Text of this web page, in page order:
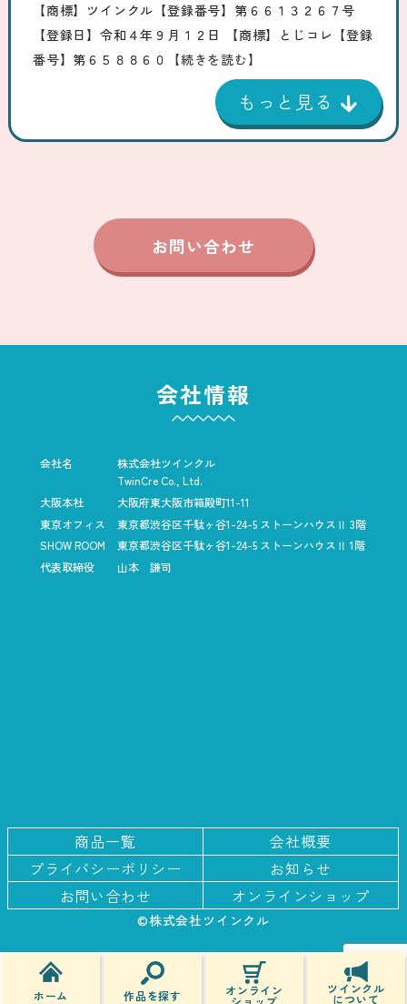
【商標】ツインクル【登録番号】第６６１３２６７号
【登録日】令和４年９月１２日 【商標】とじコレ【登録
番号】第６５８８６０
【続きを読む】
お問い合わせ
ホーム 作品を探す オンライン ツインクル
について
会社情報
会社名
株式会社ツインクル
TwinCre Co., Ltd.
大阪本社
大阪府東大阪市箱殿町11-11
東京オフィス
東京都渋谷区千駄ヶ谷1-24-5 ストーンハウスⅡ 3階
SHOW ROOM
東京都渋谷区千駄ヶ谷1-24-5 ストーンハウスⅡ 1階
代表取締役
山本 謙司
商品一覧
会社概要
プライバシーポリシー
お知らせ
お問い合わせ
オンラインショップ
©株式会社ツインクル